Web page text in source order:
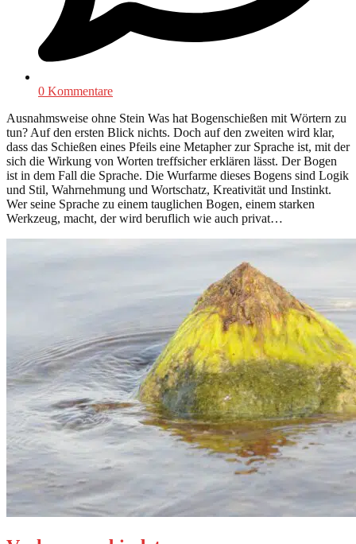
0 Kommentare
Ausnahmsweise ohne Stein Was hat Bogenschießen mit Wörtern zu
tun? Auf den ersten Blick nichts. Doch auf den zweiten wird klar,
dass das Schießen eines Pfeils eine Metapher zur Sprache ist, mit der
sich die Wirkung von Worten treffsicher erklären lässt. Der Bogen
ist in dem Fall die Sprache. Die Wurfarme dieses Bogens sind Logik
und Stil, Wahrnehmung und Wortschatz, Kreativität und Instinkt.
Wer seine Sprache zu einem tauglichen Bogen, einem starken
Werkzeug, macht, der wird beruflich wie auch privat…